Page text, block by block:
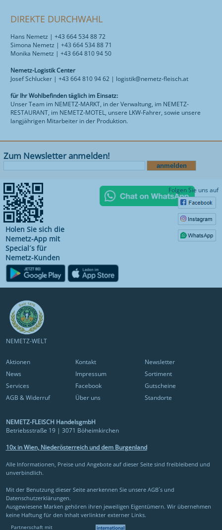
DIREKTE DURCHWAHL
Hans Nemetz | +43 664 534 88 72
Simona Nemetz | +43 664 534 88 71
Monika Nemetz | +43 664 810 94 50
Nemetz-Logistik Center
Josef Schlucker | +43 664 810 94 62 | logistik@nemetz-fleisch.at
für Ihr Wohlbefinden täglich im Einsatz:
Unser Team im NEMETZ-MARKT, in der Verwaltung, im NEMETZ-
RESTAURANT, im NEMETZ-MOTEL, unsere LKW-Fahrer, sowie unsere
langjährigen Mitarbeiter in der Produktion.
Zum Newsletter anmelden!
Holen Sie sich die
Nemetz-App mit
Special´s für
Nemetz-Kunden
Folgen Sie uns auf
NEMETZ-WELT
Aktionen Kontakt
Newsletter
News
Impressum
Sortiment
Services
Facebook
Gutscheine
AGB & Widerruf
Über uns Standorte
NEMETZ-FLEISCH HandelsgmbH
Betriebsstraße 19 | 3071 Böheimkirchen
10x in Wien, Niederösterreich und dem Burgenland
Alle Informationen, Preise und Angebote auf dieser Seite sind freibleibend und
unverbindlich.
Mit der Benutzung dieser Seite anerkennen Sie unsere AGB´s und
Datenschutzerklärungen.
Ausgewiesene Marken gehören ihren jeweiligen Eigentümern. Wir übernehmen
keine Haftung für den Inhalt verlinkter externer Links.
Partnerschaft mit